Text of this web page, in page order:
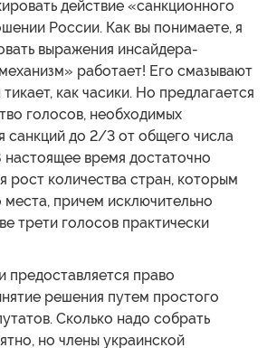
действие «санкционного
России. Как вы понимаете, я
выражения инсайдера-
работает! Его смазывают
как часики. Но предлагается
голосов, необходимых
санкций до 2/3 от общего числа
время достаточно
рост количества стран, которым
причем исключительно
трети голосов практически
предоставляется право
решения путем простого
Сколько надо собрать
но члены украинской